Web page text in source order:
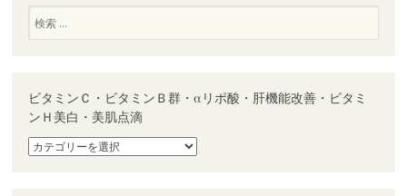
タ
に
は
ゃ
ん
を
誕
生
索
ビタミンＣ・ビタミンＢ群・αリポ酸・肝機能改善・ビタミ
ンＨ美白・美肌点滴
ビ
タ